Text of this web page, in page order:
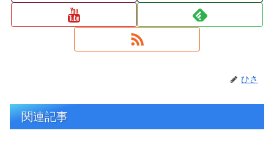
ひさ
関連記事